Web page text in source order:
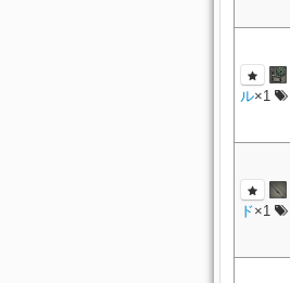
ル×1
ド×1